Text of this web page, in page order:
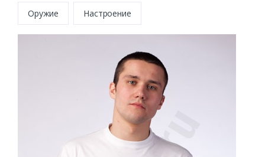
Оружие Настроение